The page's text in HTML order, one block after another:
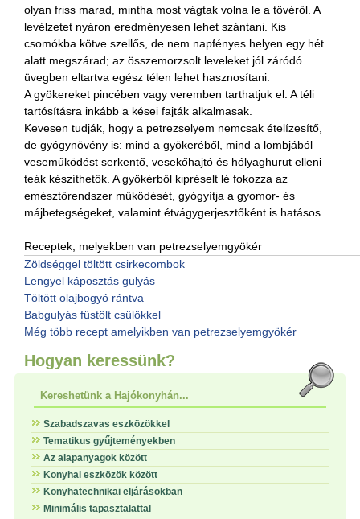
olyan friss marad, mintha most vágtak volna le a tövéről. A
levélzetet nyáron eredményesen lehet szántani. Kis
csomókba kötve szellős, de nem napfényes helyen egy hét
alatt megszárad; az összemorzsolt leveleket jól záródó
üvegben eltartva egész télen lehet hasznosítani.
A gyökereket pincében vagy veremben tarthatjuk el. A téli
tartósításra inkább a kései fajták alkalmasak.
Kevesen tudják, hogy a petrezselyem nemcsak ételízesítő,
de gyógynövény is: mind a gyökeréből, mind a lombjából
veseműködést serkentő, vesekőhajtó és hólyaghurut elleni
teák készíthetők. A gyökérből kipréselt lé fokozza az
emésztőrendszer működését, gyógyítja a gyomor- és
májbetegségeket, valamint étvágygerjesztőként is hatásos.
Receptek, melyekben van petrezselyemgyökér
Zöldséggel töltött csirkecombok
Lengyel káposztás gulyás
Töltött olajbogyó rántva
Babgulyás füstölt csülökkel
Még több recept amelyikben van petrezselyemgyökér
Hogyan keressünk?
Kereshetünk a Hajókonyhán...
Szabadszavas eszközökkel
Tematikus gyűjteményekben
Az alapanyagok között
Konyhai eszközök között
Konyhatechnikai eljárásokban
Minimális tapasztalattal